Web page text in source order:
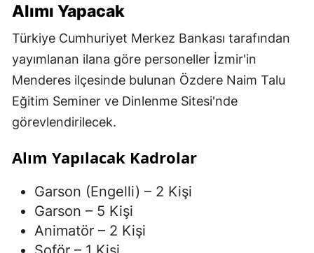
Alımı Yapacak
Türkiye Cumhuriyet Merkez Bankası tarafından
yayımlanan ilana göre personeller İzmir'in
Menderes ilçesinde bulunan Özdere Naim Talu
Eğitim Seminer ve Dinlenme Sitesi'nde
görevlendirilecek.
Alım Yapılacak Kadrolar
Garson (Engelli) – 2 Kişi
Garson – 5 Kişi
Animatör – 2 Kişi